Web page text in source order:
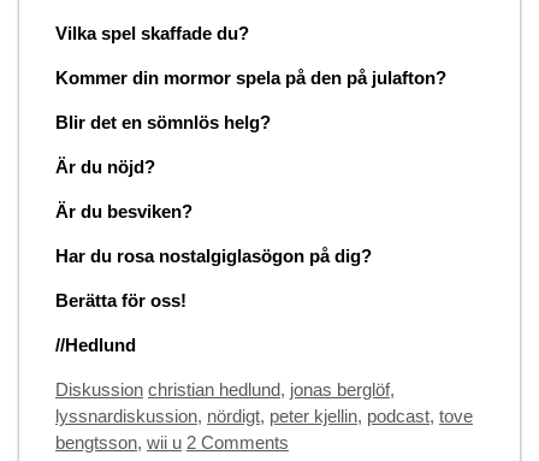
Vilka spel skaffade du?
Kommer din mormor spela på den på julafton?
Blir det en sömnlös helg?
Är du nöjd?
Är du besviken?
Har du rosa nostalgiglasögon på dig?
Berätta för oss!
//Hedlund
Categories
Diskussion Tags
christian hedlund, jonas berglöf,
lyssnardiskussion, nördigt, peter kjellin, podcast, tove
bengtsson, wii u 2 Comments